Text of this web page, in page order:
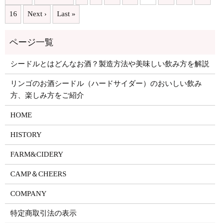
16 Next › Last »
シードルとはどんなお酒？製造方法や美味しい飲み方を解説
リンゴのお酒シードル（ハードサイダー）のおいしい飲み
方、楽しみ方をご紹介
HOME
HISTORY
FARM&CIDERY
CAMP＆CHEERS
COMPANY
特定商取引法の表示